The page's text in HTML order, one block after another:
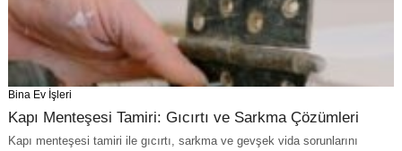
Bina Ev İşleri
Kapı Menteşesi Tamiri: Gıcırtı ve Sarkma Çözümleri
Kapı menteşesi tamiri ile gıcırtı, sarkma ve gevşek vida sorunlarını